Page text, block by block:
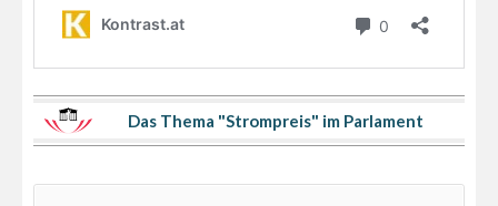
Das Thema "Strompreis" im Parlament